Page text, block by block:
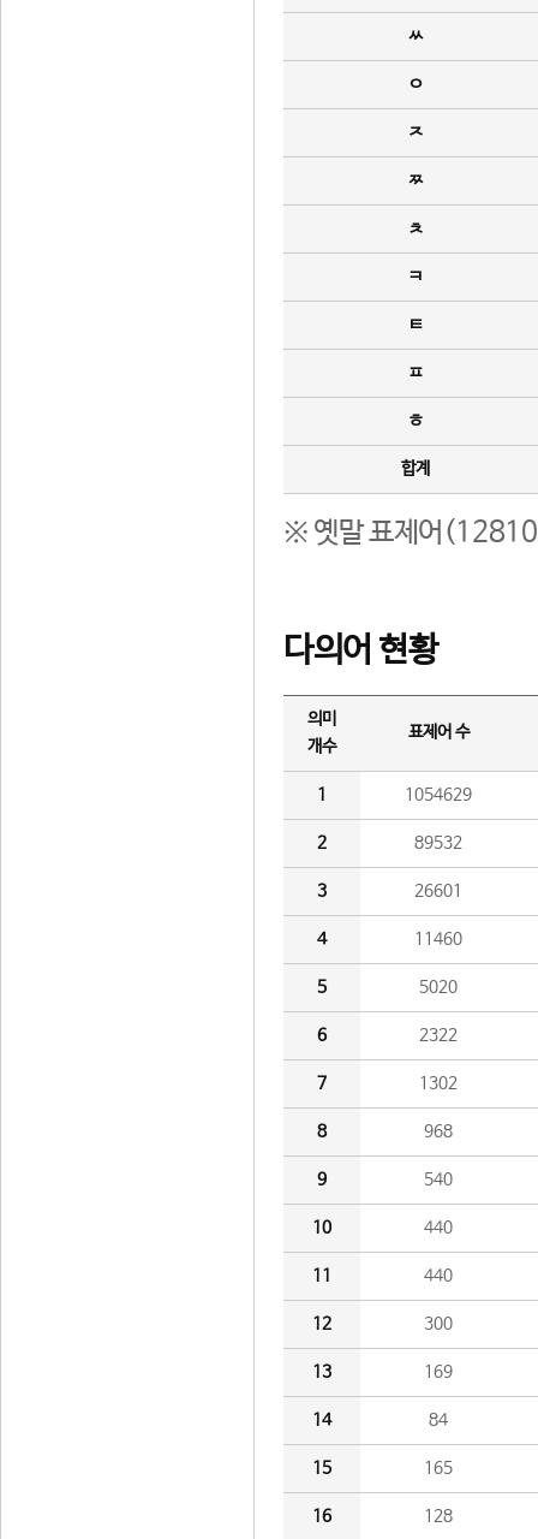
ㅆ
ㅇ
ㅈ
ㅉ
ㅊ
ㅋ
ㅌ
ㅍ
ㅎ
합계
※ 옛말 표제어(12810
다의어 현황
의미
개수
표제어 수
1 1054629
2 89532
3 26601
4 11460
5 5020
6 2322
7 1302
8 968
9 540
10 440
11 440
12 300
13 169
14 84
15 165
16 128